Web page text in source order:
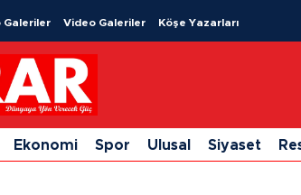
Galeriler Video Galeriler Köşe Yazarları
Ekonomi Spor Ulusal Siyaset